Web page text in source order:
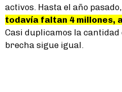
activos. Hasta el año
todavía faltan 4 millones,
Casi duplicamos la
brecha sigue igual.